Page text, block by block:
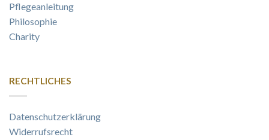
Pflegeanleitung
Philosophie
Charity
RECHTLICHES
Datenschutzerklärung
Widerrufsrecht